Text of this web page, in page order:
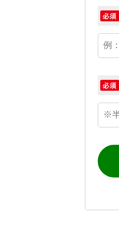
必須
必須